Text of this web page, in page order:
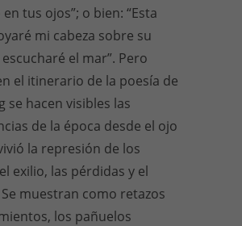
tus ojos”; o bien: “Esta
mi cabeza sobre su
el mar”. Pero
el itinerario de la poesía de
se hacen visibles las
de la época desde el ojo
la represión de los
exilio, las pérdidas y el
muestran como retazos
los pañuelos